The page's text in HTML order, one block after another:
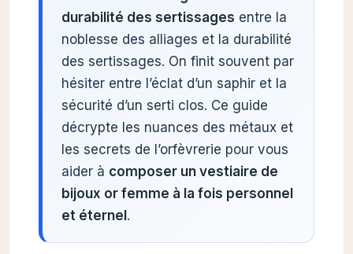
durabilité des sertissages entre la
noblesse des alliages et la durabilité
des sertissages. On finit souvent par
hésiter entre l’éclat d’un saphir et la
sécurité d’un serti clos. Ce guide
décrypte les nuances des métaux et
les secrets de l’orfèvrerie pour vous
aider à composer un vestiaire de
bijoux or femme à la fois personnel
et éternel.